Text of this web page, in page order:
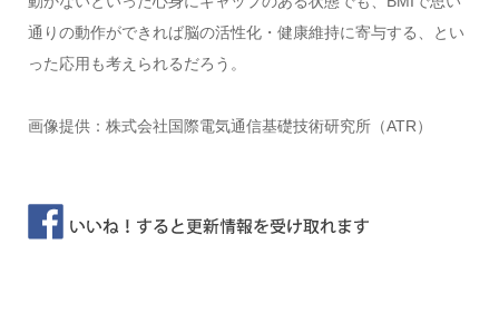
通りの動作ができれば脳の活性化・健康維持に寄与する、とい
った応用も考えられるだろう。
画像提供：株式会社国際電気通信基礎技術研究所（ATR）